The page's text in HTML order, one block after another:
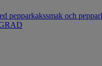
pepparkakssmak och